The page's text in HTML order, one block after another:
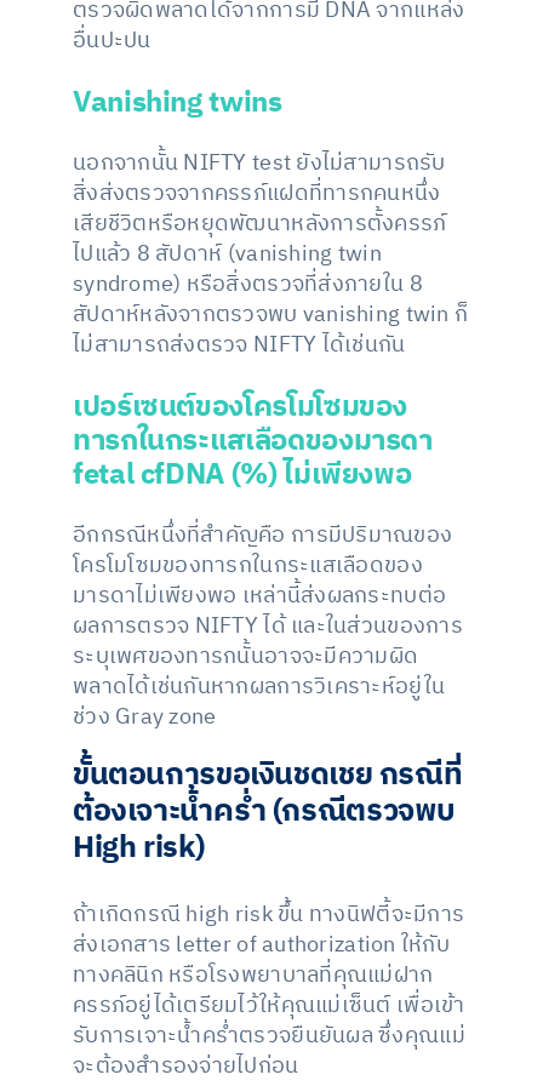
ตรวจผิดพลาดได้จากการมี DNA จากแหล่ง
อื่นปะปน
Vanishing twins
นอกจากนั้น NIFTY test ยังไม่สามารถรับ
สิ่งส่งตรวจจากครรภ์แฝดที่ทารกคนหนึ่ง
เสียชีวิตหรือหยุดพัฒนาหลังการตั้งครรภ์
ไปแล้ว 8 สัปดาห์ (vanishing twin
syndrome) หรือสิ่งตรวจที่ส่งภายใน 8
สัปดาห์หลังจากตรวจพบ vanishing twin ก็
ไม่สามารถส่งตรวจ NIFTY ได้เช่นกัน
เปอร์เซนต์ของโครโมโซมของ
ทารกในกระแสเลือดของมารดา
fetal cfDNA (%)ไม่เพียงพอ
อีกกรณีหนึ่งที่สำคัญคือ การมีปริมาณของ
โครโมโซมของทารกในกระแสเลือดของ
มารดาไม่เพียงพอ เหล่านี้ส่งผลกระทบต่อ
ผลการตรวจ NIFTY ได้ และในส่วนของการ
ระบุเพศของทารกนั้นอาจจะมีความผิด
พลาดได้เช่นกันหากผลการวิเคราะห์อยู่ใน
ช่วง Gray zone
ขั้นตอนการขอเงินชดเชย กรณีที่
ต้องเจาะน้ำคร่ำ (กรณีตรวจพบ
High risk)
ถ้าเกิดกรณี high risk ขึ้น ทางนิฟตี้จะมีการ
ส่งเอกสาร letter of authorization ให้กับ
ทางคลินิก หรือโรงพยาบาลที่คุณแม่ฝาก
ครรภ์อยู่ได้เตรียมไว้ให้คุณแม่เซ็นต์ เพื่อเข้า
รับการเจาะน้ำคร่ำตรวจยืนยันผล ซึ่งคุณแม่
จะต้องสำรองจ่ายไปก่อน